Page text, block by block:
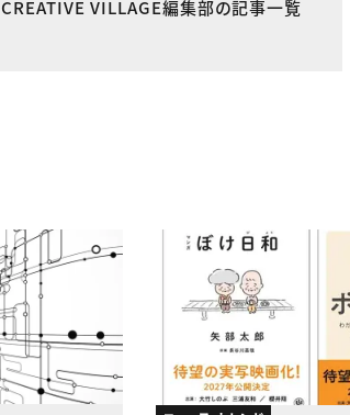
CREATIVE VILLAGE編集部の記事一覧